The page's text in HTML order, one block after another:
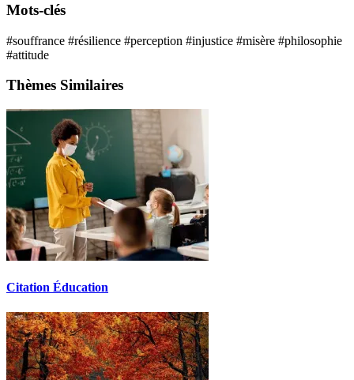
Mots-clés
#souffrance #résilience #perception #injustice #misère #philosophie
#attitude
Thèmes Similaires
Citation Éducation